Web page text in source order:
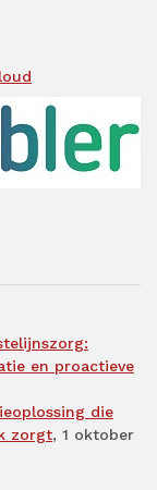
en proactieve
die
zorgt, 1 oktober